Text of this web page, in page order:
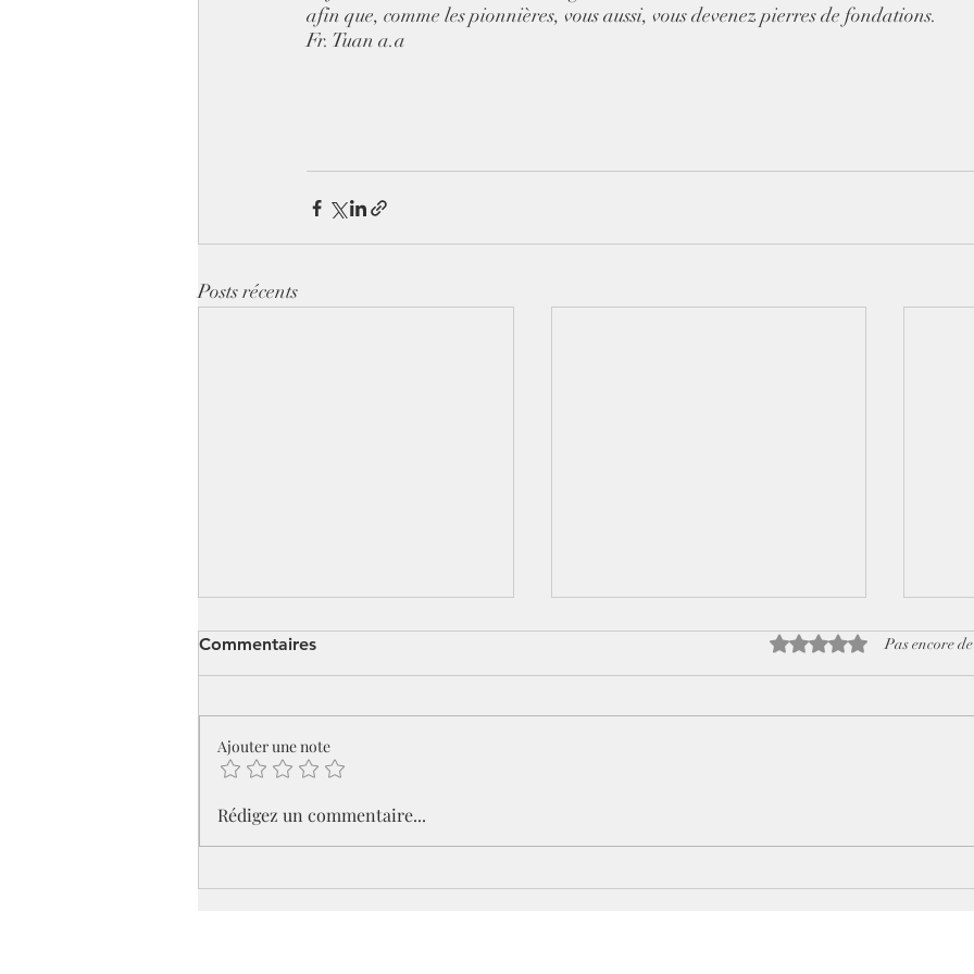
afin que, comme les pionnières, vous aussi, vous devenez pierres de fondations.
Fr. Tuan a.a
Posts récents
Rentrée 2024-2025 :
Commentaires Noté 0 étoile sur 5.Pas encore
Ajouter une note
Rédigez un commentaire...